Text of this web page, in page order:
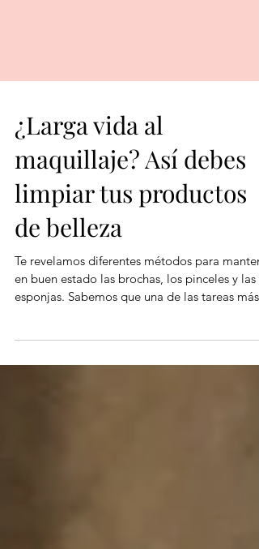
¿Larga vida al
maquillaje? Así debes
limpiar tus productos
de belleza
Te revelamos diferentes métodos para
en buen estado las brochas, los pinceles y las